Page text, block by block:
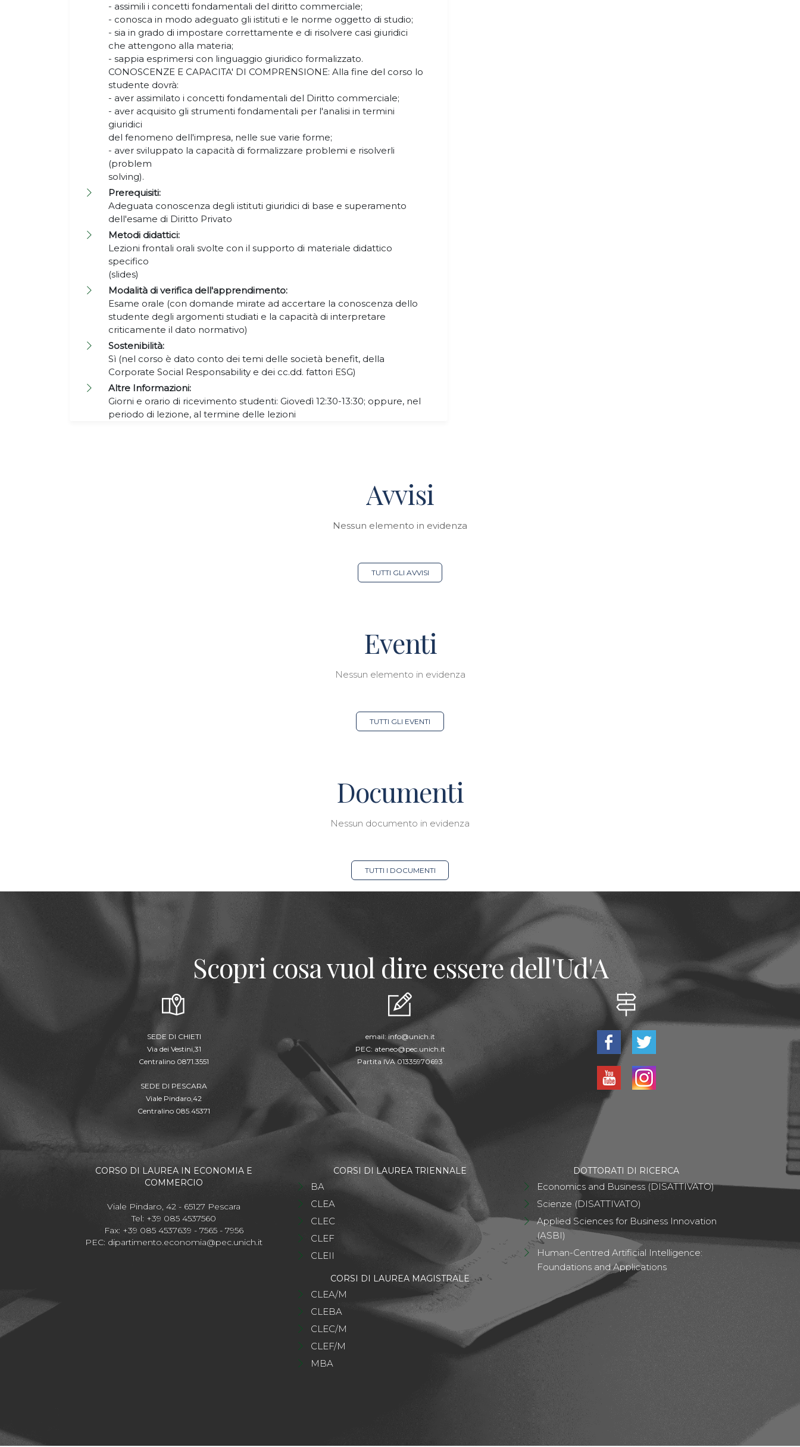
- assimili i concetti fondamentali del diritto commerciale;
- conosca in modo adeguato gli istituti e le norme oggetto di studio;
- sia in grado di impostare correttamente e di risolvere casi giuridici
che attengono alla materia;
- sappia esprimersi con linguaggio giuridico formalizzato.
CONOSCENZE E CAPACITA' DI COMPRENSIONE: Alla fine del corso lo
studente dovrà:
- aver assimilato i concetti fondamentali del Diritto commerciale;
- aver acquisito gli strumenti fondamentali per l'analisi in termini
giuridici
del fenomeno dell'impresa, nelle sue varie forme;
- aver sviluppato la capacità di formalizzare problemi e risolverli
(problem
solving).
Prerequisiti:
Adeguata conoscenza degli istituti giuridici di base e superamento
dell'esame di Diritto Privato
Metodi didattici:
Lezioni frontali orali svolte con il supporto di materiale didattico
specifico
(slides)
Modalità di verifica dell'apprendimento:
Esame orale (con domande mirate ad accertare la conoscenza dello
studente degli argomenti studiati e la capacità di interpretare
criticamente il dato normativo)
Sostenibilità:
Sì (nel corso è dato conto dei temi delle società benefit, della
Corporate Social Responsability e dei cc.dd. fattori ESG)
Altre Informazioni:
Giorni e orario di ricevimento studenti: Giovedì 12:30-13:30; oppure, nel
periodo di lezione, al termine delle lezioni
Avvisi
Nessun elemento in evidenza
TUTTI GLI AVVISI
Eventi
Nessun elemento in evidenza
TUTTI GLI EVENTI
Documenti
Nessun documento in evidenza
TUTTI I DOCUMENTI
Scopri cosa vuol dire essere dell'Ud'A
SEDE DI CHIETI
Via dei Vestini,31
Centralino 0871.3551
SEDE DI PESCARA
Viale Pindaro,42
Centralino 085.45371
email:info@unich.it
PEC: ateneo@pec.unich.it
Partita IVA 01335970693
CORSO DI LAUREA IN ECONOMIA E
COMMERCIO
Viale Pindaro, 42 - 65127 Pescara
Tel: +39 085 4537560
Fax: +39 085 4537639 - 7565 - 7956
PEC: dipartimento.economia@pec.unich.it
CORSI DI LAUREA TRIENNALE
BA
CLEA
CLEC
CLEF
CLEII
CORSI DI LAUREA MAGISTRALE
CLEA/M
CLEBA
CLEC/M
CLEF/M
MBA
DOTTORATI DI RICERCA
Economics and Business (DISATTIVATO)
Scienze (DISATTIVATO)
Applied Sciences for Business Innovation
(ASBI)
Human-Centred Artificial Intelligence:
Foundations and Applications